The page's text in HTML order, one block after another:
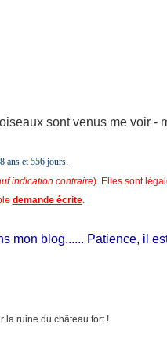
sont venus me voir -
ans et556 jours.
indication contraire). Elles sont
demande écrite.
blog...... Patience, il